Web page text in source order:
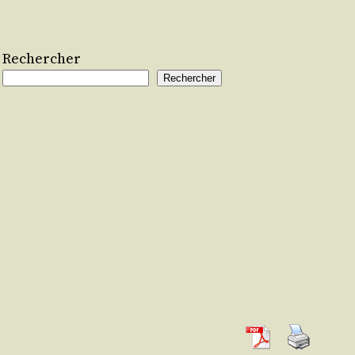
Rechercher
Rechercher